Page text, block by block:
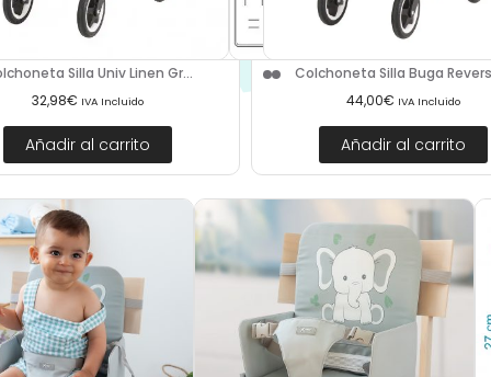
Silla Univ Linen Gr...
32,98€ IVA Incluido
Añadir al carrito
Colchoneta Silla Buga Revers
44,00€ IVA Incluido
Añadir al carrito